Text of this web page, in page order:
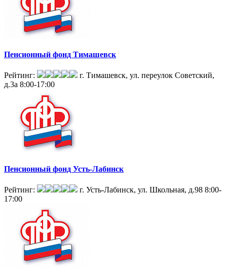
Пенсионный фонд Тимашевск
Рейтинг:
г. Тимашевск, ул. переулок Советский,
д.3а 8:00-17:00
Пенсионный фонд Усть-Лабинск
Рейтинг: г. Усть-Лабинск, ул. Школьная, д.98 8:00-
17:00